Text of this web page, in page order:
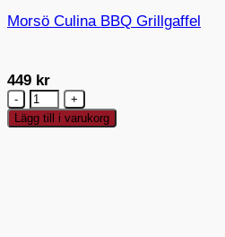
Morsö Culina BBQ Grillgaffel
449 kr
Morsö
Culina
Lägg till i varukorg